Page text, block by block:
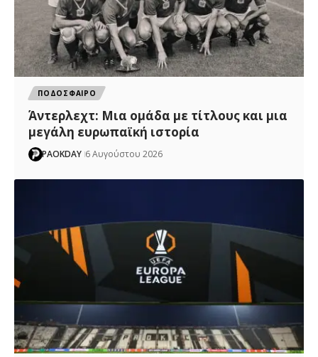
ΠΟΔΟΣΦΑΙΡΟ
Άντερλεχτ: Mια ομάδα με τίτλους και μια
μεγάλη ευρωπαϊκή ιστορία
PAOKDAY 6 Αυγούστου 2026